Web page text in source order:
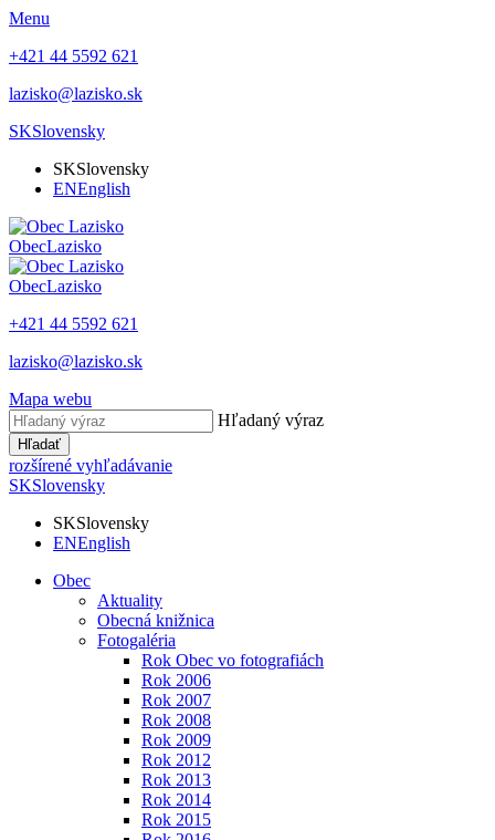
Menu
+421 44 5592 621
lazisko@lazisko.sk
SKSlovensky
SKSlovensky
ENEnglish
ObecLazisko
ObecLazisko
+421 44 5592 621
lazisko@lazisko.sk
Mapa webu
Hľadaný výraz
Hľadať
rozšírené vyhľadávanie
SKSlovensky
SKSlovensky
ENEnglish
Obec
Aktuality
Obecná knižnica
Fotogaléria
Rok Obec vo fotografiách
Rok 2006
Rok 2007
Rok 2008
Rok 2009
Rok 2012
Rok 2013
Rok 2014
Rok 2015